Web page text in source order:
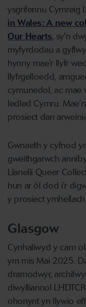
ysgrifennu Cymreig
in Wales: A new
Our Hearts, sy'n
myfyrdodau a
hynny mae'r llyfr
llyfrgelloedd,
cymunedol, ac mae
ledled Cymru.
prosiect dan
Gwnaeth y cyfnod
gweithgarwch
Llanelli Queer
hun ar ôl dod i'r
y prosiect
Glasgow
Cynhaliwyd y cam
ym mis Mai 2025.
dramodwyr,
diwylliannol
ohonynt yn llywio